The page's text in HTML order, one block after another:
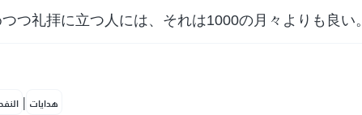
つ礼拝に立つ人には、それは1000の月々よりも良い。
| هدايات